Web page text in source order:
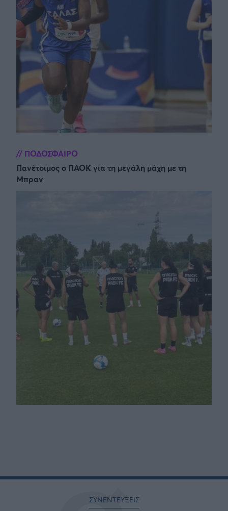
ΠΟΔΟΣΦΑΙΡΟ
Πανέτοιμος ο ΠΑΟΚ για τη μεγάλη μάχη με τη
Μπραν
ΣΥΝΕΝΤΕΥΞΕΙΣ